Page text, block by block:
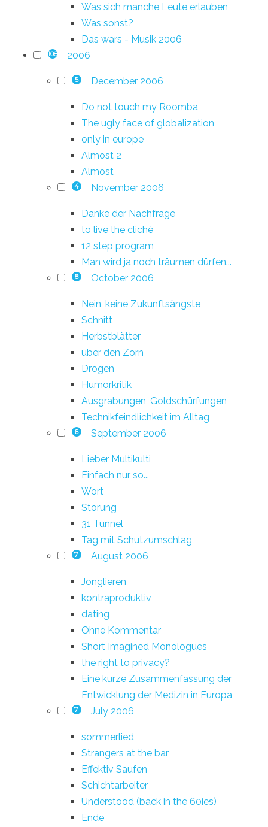
Was sich manche Leute erlauben
Was sonst?
Das wars - Musik 2006
108 2006
5 December 2006
Do not touch my Roomba
The ugly face of globalization
only in europe
Almost 2
Almost
4 November 2006
Danke der Nachfrage
to live the cliché
12 step program
Man wird ja noch träumen dürfen...
8 October 2006
Nein, keine Zukunftsängste
Schnitt
Herbstblätter
über den Zorn
Drogen
Humorkritik
Ausgrabungen, Goldschürfungen
Technikfeindlichkeit im Alltag
6 September 2006
Lieber Multikulti
Einfach nur so...
Wort
Störung
31 Tunnel
Tag mit Schutzumschlag
7 August 2006
Jonglieren
kontraproduktiv
dating
Ohne Kommentar
Short Imagined Monologues
the right to privacy?
Eine kurze Zusammenfassung der
Entwicklung der Medizin in Europa
7 July 2006
sommerlied
Strangers at the bar
Effektiv Saufen
Schichtarbeiter
Understood (back in the 60ies)
Ende